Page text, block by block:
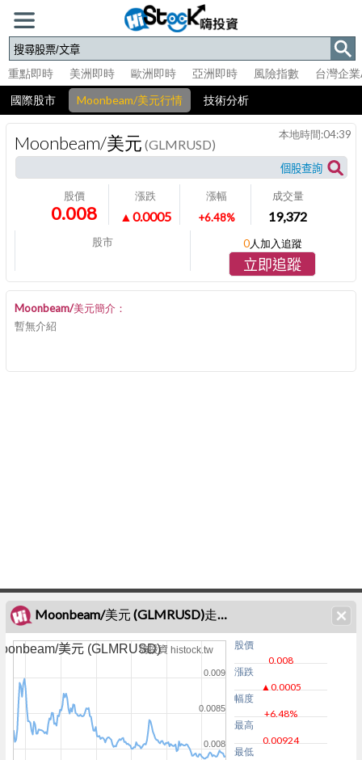
重點即時 美洲即時 歐洲即時 亞洲即時 風險指數
台灣企
國際股市
Moonbeam/美元行情 技術分析
Moonbeam/美元 (GLMRUSD)
股價
0.008
漲跌
▲0.0005
漲幅
+6.48%
成交量
19,372
股市
本地時間:04:39
0人加入追蹤
立即追蹤
Moonbeam/美元簡介：
暫無介紹
Moonbeam/美元 (GLMRUSD)走勢圖
美元 (GLMRUSD)嗨投資 histock.tw
0.008
0.0085
0.009
股價
0.008
漲跌
▲0.0005
幅度
+6.48%
最高
0.00924
最低